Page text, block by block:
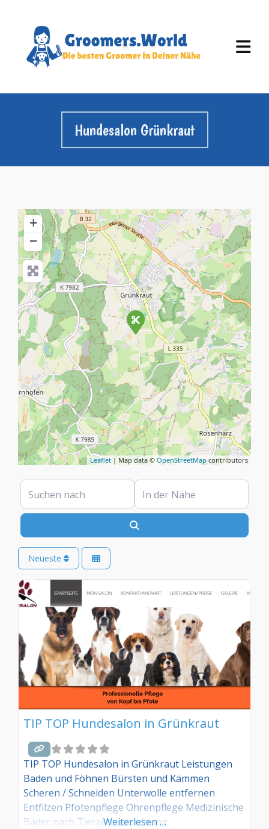
Hundesalon Grünkraut
+
−
Leaflet| Map data ©OpenStreetMapcontributors
Suchen nach In der Nähe
Neueste
TIP TOP Hundesalon in Grünkraut
TIP TOP Hundesalon in Grünkraut Leistungen
Baden und Föhnen Bürsten und Kämmen
Scheren / Schneiden Unterwolle entfernen
Entfilzen Pfotenpflege Ohrenpflege Medizinische
Bäder nach Tierarztverordnung
Weiterlesen …